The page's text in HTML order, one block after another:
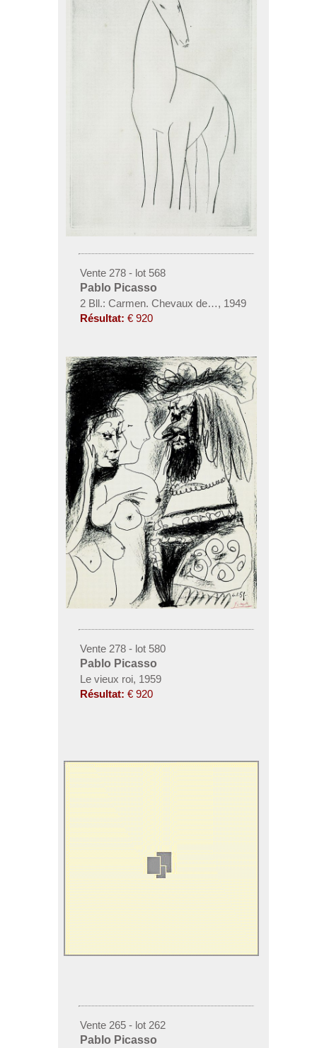
Vente 278 - lot 568
Pablo Picasso
2 Bll.: Carmen. Chevaux de minuit
, 1949
Résultat: € 920
Vente 278 - lot 580
Pablo Picasso
Le vieux roi, 1959
Résultat: € 920
Vente 265 - lot 262
Pablo Picasso